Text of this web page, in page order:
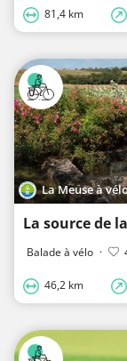
81,4 km
La Meuse à
Balade à vélo ·
46,2 km